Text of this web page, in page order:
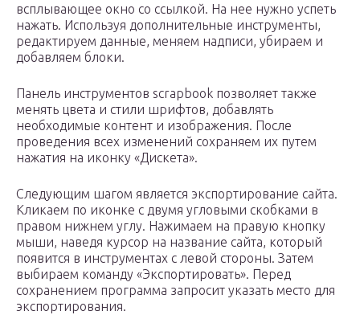
всплывающее окно со ссылкой. На нее нужно успеть
нажать. Используя дополнительные инструменты,
редактируем данные, меняем надписи, убираем и
добавляем блоки.
Панель инструментов scrapbook позволяет также
менять цвета и стили шрифтов, добавлять
необходимые контент и изображения. После
проведения всех изменений сохраняем их путем
нажатия на иконку «Дискета».
Следующим шагом является экспортирование сайта.
Кликаем по иконке с двумя угловыми скобками в
правом нижнем углу. Нажимаем на правую кнопку
мыши, наведя курсор на название сайта, который
появится в инструментах с левой стороны. Затем
выбираем команду «Экспортировать». Перед
сохранением программа запросит указать место для
экспортирования.